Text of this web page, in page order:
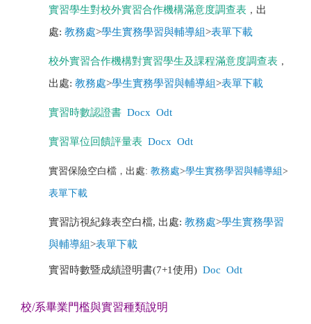
實習學生對校外實習合作機構滿意度調查表 ， 出
處: 教務處>學生實務學習與輔導組>表單下載
校外實習合作機構對實習學生及課程滿意度調查表 ，
出處: 教務處>學生實務學習與輔導組>表單下載
實習時數認證書 Docx Odt
實習單位回饋評量表 Docx Odt
實習保險空白檔 ， 出處: 教務處>學生實務學習與輔導組>
表單下載
實習訪視紀錄表空白檔, 出處: 教務處>學生實務學習
與輔導組>表單下載
實習時數暨成績證明書(7+1使用) Doc Odt
校/系畢業門檻與實習種類說明